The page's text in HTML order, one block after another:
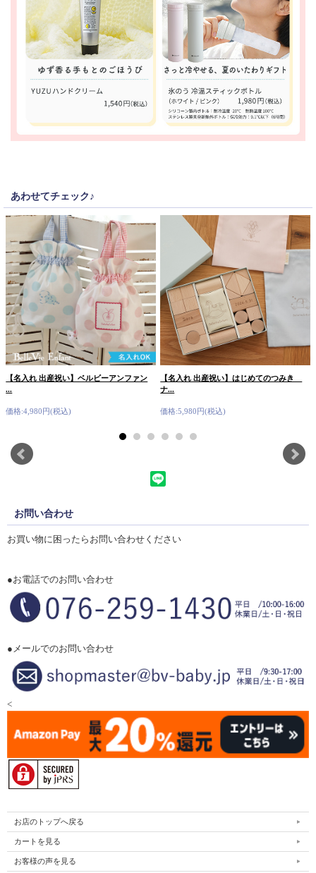
あわせてチェック♪
【名入れ 出産祝い】ベルビーアンファン
...
価格:4,980円(税込)
【名入れ 出産祝い】はじめてのつみき
ナ...
価格:5,980円(税込)
お問い合わせ
お買い物に困ったらお問い合わせください
●お電話でのお問い合わせ
●メールでのお問い合わせ
<
お店のトップへ戻る
カートを見る
お客様の声を見る